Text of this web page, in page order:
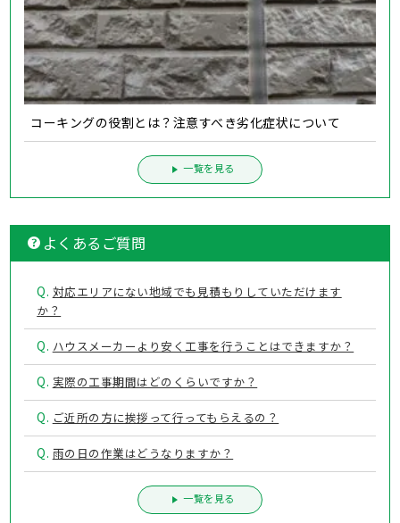
コーキングの役割とは？注意すべき劣化症状について
一覧を見る
よくあるご質問
Q. 対応エリアにない地域でも見積もりしていただけます
か？
Q. ハウスメーカーより安く工事を行うことはできますか？
Q. 実際の工事期間はどのくらいですか？
Q. ご近所の方に挨拶って行ってもらえるの？
Q. 雨の日の作業はどうなりますか？
一覧を見る